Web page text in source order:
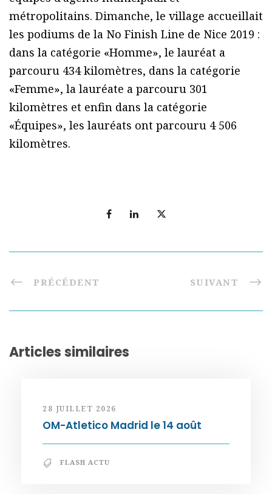
métropolitains. Dimanche, le village accueillait
les podiums de la No Finish Line de Nice 2019 :
dans la catégorie «Homme», le lauréat a
parcouru 434 kilomètres, dans la catégorie
«Femme», la lauréate a parcouru 301
kilomètres et enfin dans la catégorie
«Équipes», les lauréats ont parcouru 4 506
kilomètres.
PRÉCÉDENT SUIVANT
Articles similaires
28 JUILLET 2026
OM-Atletico Madrid le 14 août
FLASH ACTU